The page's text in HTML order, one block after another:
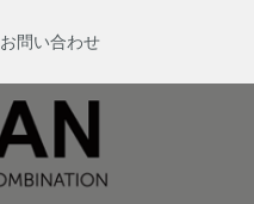
お問い合わせ